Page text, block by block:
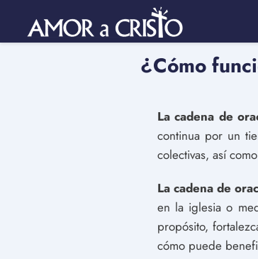
¿Cómo
La cadena de
continua por un
colectivas, así
La cadena de
en la iglesia o
propósito,
cómo puede